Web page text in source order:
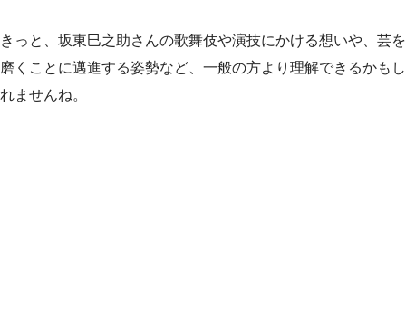
きっと、坂東巳之助さんの歌舞伎や演技にかける想いや、芸を
磨くことに邁進する姿勢など、一般の方より理解できるかもし
れませんね。